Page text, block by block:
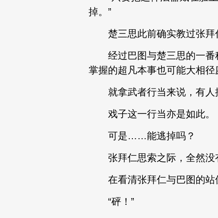
掉。”
楚三思此前确实教过张拜
经过巴图与楚三思的一番
掌握的超凡本事也可能大相径
就拿武者行当来说，有人
戏子这一行当亦是如此。
可是……能逃掉吗？
张拜仁思索之际，全然没
在看清张拜仁与巴图的站
“砰！”